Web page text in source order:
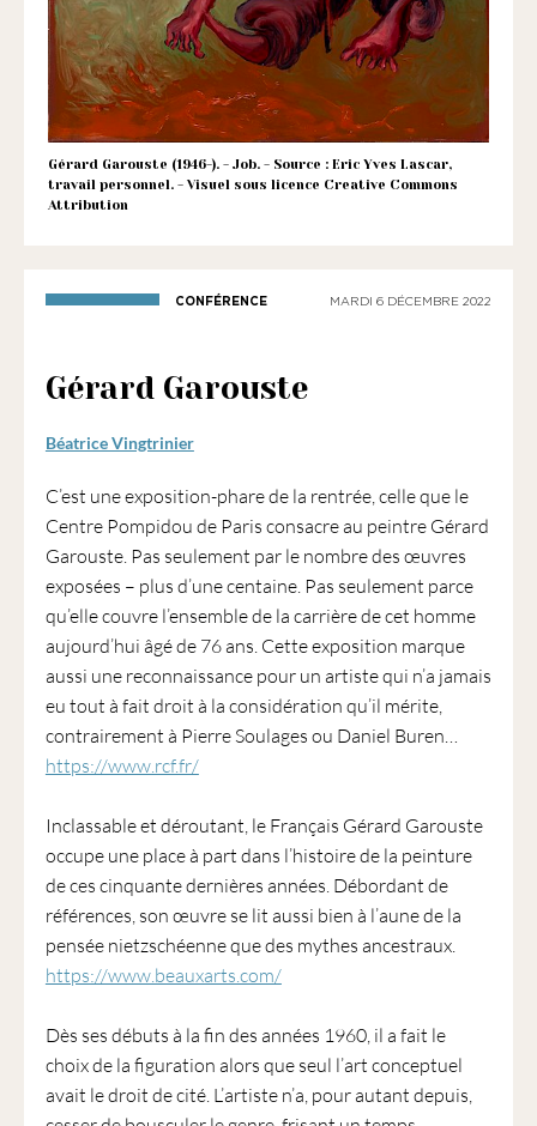
1901
ayant
une
vocation
culturelle.
Gérard Garouste (1946-). - Job. - Source : Eric Yves Lascar,
travail personnel. - Visuel sous licence Creative Commons
Attribution
CONFÉRENCE MARDI 6 DÉCEMBRE 2022
Gérard Garouste
Béatrice Vingtrinier
C’est une exposition-phare de la rentrée, celle que le
Centre Pompidou de Paris consacre au peintre Gérard
Garouste. Pas seulement par le nombre des œuvres
exposées – plus d’une centaine. Pas seulement parce
qu’elle couvre l’ensemble de la carrière de cet homme
aujourd’hui âgé de 76 ans. Cette exposition marque
aussi une reconnaissance pour un artiste qui n’a jamais
eu tout à fait droit à la considération qu’il mérite,
contrairement à Pierre Soulages ou Daniel Buren…
https://www.rcf.fr/
Inclassable et déroutant, le Français Gérard Garouste
occupe une place à part dans l’histoire de la peinture
de ces cinquante dernières années. Débordant de
références, son œuvre se lit aussi bien à l’aune de la
pensée nietzschéenne que des mythes ancestraux.
https://www.beauxarts.com/
Dès ses débuts à la fin des années 1960, il a fait le
choix de la figuration alors que seul l’art conceptuel
avait le droit de cité. L’artiste n’a, pour autant depuis,